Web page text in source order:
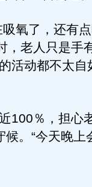
氧了，还有点
，老人只是手
活动都不太自
％，担心
。“今天晚上